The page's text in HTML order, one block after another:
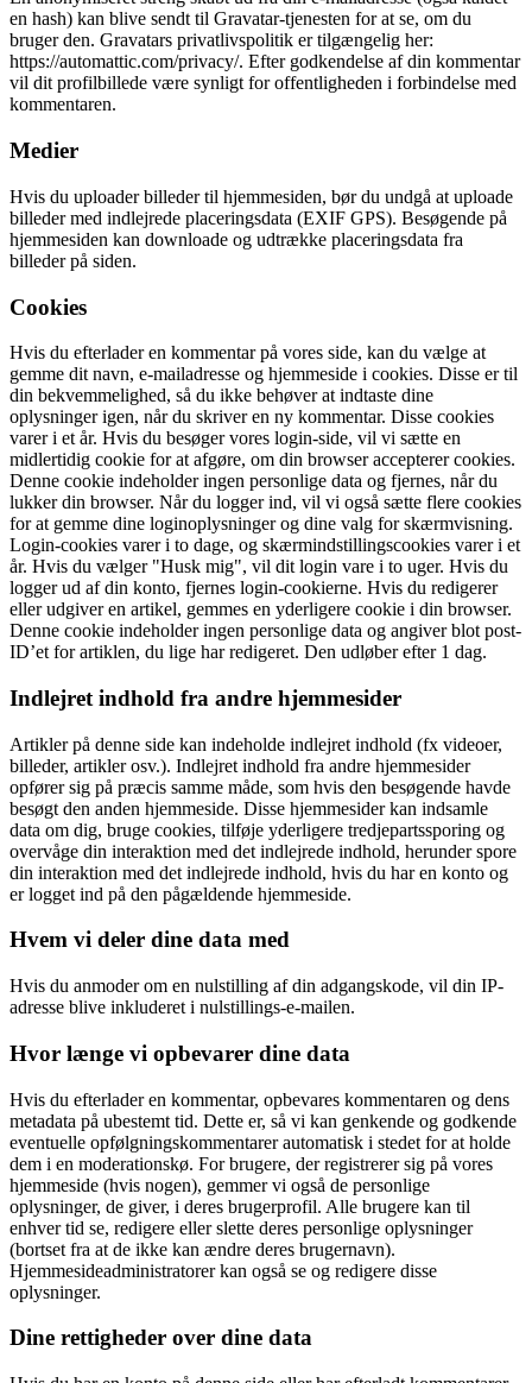
en hash) kan blive sendt til Gravatar-tjenesten for at se, om du
bruger den. Gravatars privatlivspolitik er tilgængelig her:
https://automattic.com/privacy/. Efter godkendelse af din kommentar
vil dit profilbillede være synligt for offentligheden i forbindelse med
kommentaren.
Medier
Hvis du uploader billeder til hjemmesiden, bør du undgå at uploade
billeder med indlejrede placeringsdata (EXIF GPS). Besøgende på
hjemmesiden kan downloade og udtrække placeringsdata fra
billeder på siden.
Cookies
Hvis du efterlader en kommentar på vores side, kan du vælge at
gemme dit navn, e-mailadresse og hjemmeside i cookies. Disse er til
din bekvemmelighed, så du ikke behøver at indtaste dine
oplysninger igen, når du skriver en ny kommentar. Disse cookies
varer i et år. Hvis du besøger vores login-side, vil vi sætte en
midlertidig cookie for at afgøre, om din browser accepterer cookies.
Denne cookie indeholder ingen personlige data og fjernes, når du
lukker din browser. Når du logger ind, vil vi også sætte flere cookies
for at gemme dine loginoplysninger og dine valg for skærmvisning.
Login-cookies varer i to dage, og skærmindstillingscookies varer i et
år. Hvis du vælger "Husk mig", vil dit login vare i to uger. Hvis du
logger ud af din konto, fjernes login-cookierne. Hvis du redigerer
eller udgiver en artikel, gemmes en yderligere cookie i din browser.
Denne cookie indeholder ingen personlige data og angiver blot post-
ID’et for artiklen, du lige har redigeret. Den udløber efter 1 dag.
Indlejret indhold fra andre hjemmesider
Artikler på denne side kan indeholde indlejret indhold (fx videoer,
billeder, artikler osv.). Indlejret indhold fra andre hjemmesider
opfører sig på præcis samme måde, som hvis den besøgende havde
besøgt den anden hjemmeside. Disse hjemmesider kan indsamle
data om dig, bruge cookies, tilføje yderligere tredjepartssporing og
overvåge din interaktion med det indlejrede indhold, herunder spore
din interaktion med det indlejrede indhold, hvis du har en konto og
er logget ind på den pågældende hjemmeside.
Hvem vi deler dine data med
Hvis du anmoder om en nulstilling af din adgangskode, vil din IP-
adresse blive inkluderet i nulstillings-e-mailen.
Hvor længe vi opbevarer dine data
Hvis du efterlader en kommentar, opbevares kommentaren og dens
metadata på ubestemt tid. Dette er, så vi kan genkende og godkende
eventuelle opfølgningskommentarer automatisk i stedet for at holde
dem i en moderationskø. For brugere, der registrerer sig på vores
hjemmeside (hvis nogen), gemmer vi også de personlige
oplysninger, de giver, i deres brugerprofil. Alle brugere kan til
enhver tid se, redigere eller slette deres personlige oplysninger
(bortset fra at de ikke kan ændre deres brugernavn).
Hjemmesideadministratorer kan også se og redigere disse
oplysninger.
Dine rettigheder over dine data